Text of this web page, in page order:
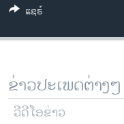
ລາຍການກະຈາຍສຽງ
ຕິດຕາມພວກເຮົາ ທີ່
ພາສາຕ່າງໆ
ແຊຣ໌
ຂ່າວປະເພດຕ່າງໆ
ວີດີໂອຂ່າວ